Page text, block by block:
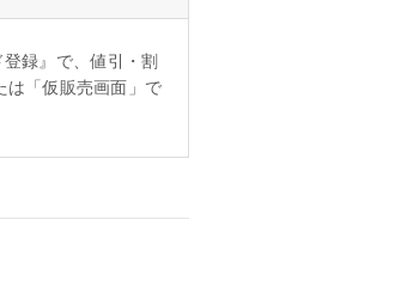
録』で、値引・割
は「仮販売画面」で